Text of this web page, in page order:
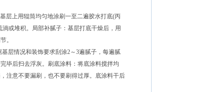
上用辊筒均匀地涂刷一至二遍胶水打底(丙
或堆积。局部补腻子：基层打底干燥后，用
。
层情况和装饰要求刮涂2～3遍腻子，每遍腻
毕后扫去浮灰。刷底涂料：将底涂料搅拌均
注意不要漏刷，也不要刷得过厚。底涂料干后